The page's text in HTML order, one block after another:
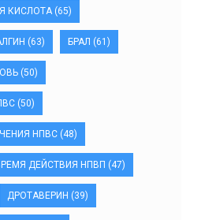
КИСЛОТА(65)
(63) БРАЛ (61)
(50)
(50)
НПВС (48)
ДЕЙСТВИЯ НПВП (47)
ДРОТАВЕРИН (39)